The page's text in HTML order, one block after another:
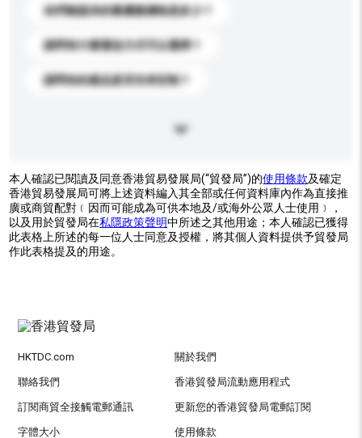
你們能提供的最優惠價格是多少？
請問有什麼運送方式可以選擇？
請問你的產品是否支持定制？
本人確認已閱讀及同意香港貿易發展局(“貿發局”)的使用條款及確定
香港貿易發展局可將上述資料編入其全部或任何資料庫內作為直接推
廣或商貿配對﹝因而可能成為可供本地及/或海外公眾人士使用﹞，
以及用於貿發局在私隱政策聲明中所述之其他用途；本人確認已獲得
此表格上所述的每一位人士同意及授權，將其個人資料提供予貿發局
作此表格提及的用途。
HKTDC.com 關於我們
聯絡我們 香港貿發局流動應用程式
訂閱商貿全接觸電郵通訊 更新您的香港貿發局電郵訂閱
字體大小 使用條款